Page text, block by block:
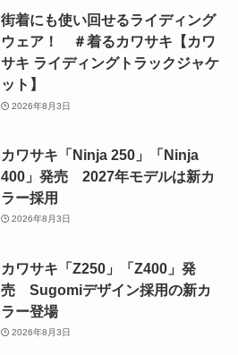
街着にも使い回せるライディング
ウェア！ ＃着るカワサキ【カワ
サキ ライディングトラックジャケ
ット】
2026年8月3日
カワサキ「Ninja 250」「Ninja
400」発売 2027年モデルは新カ
ラー採用
2026年8月3日
カワサキ「Z250」「Z400」発
売 Sugomiデザイン採用の新カ
ラー登場
2026年8月3日